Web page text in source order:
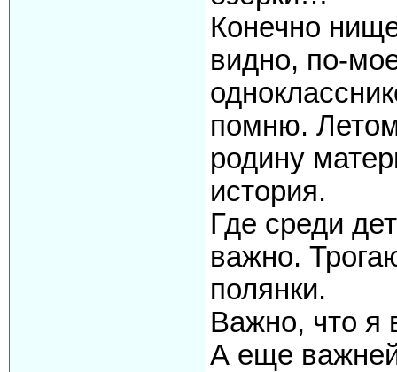
Конечно
видно, по-
помню.
родину
история.
Где среди
важно.
полянки.
Важно, что я
А еще